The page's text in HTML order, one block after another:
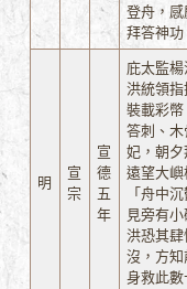
登舟，感
拜答神功
明
宣
宗
宣
德
五
年
庇太監
洪統領指
裝載彩
答刺、
妃，朝夕
遠望大嶼
「舟中
見旁有
洪恐其
沒，方
身救此